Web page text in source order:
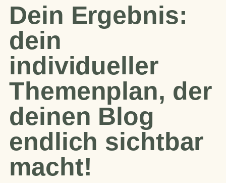
Dein Ergebnis:
dein
individueller
Themenplan, der
deinen Blog
endlich sichtbar
macht!